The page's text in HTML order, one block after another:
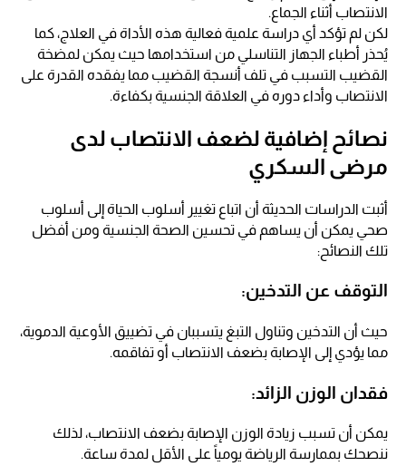
الانتصاب أثناء الجماع.
لكن لم تؤكد أي دراسة علمية فعالية هذه الأداة في العلاج، كما
يُحذر أطباء الجهاز التناسلي من استخدامها حيث يمكن لمضخة
القضيب التسبب في تلف أنسجة القضيب مما يفقده القدرة على
الانتصاب وأداء دوره في العلاقة الجنسية بكفاءة.
نصائح إضافية لضعف الانتصاب لدى
مرضى السكري
أثبت الدراسات الحديثة أن اتباع تغيير أسلوب الحياة إلى أسلوب
صحي يمكن أن يساهم في تحسين الصحة الجنسية ومن أفضل
تلك النصائح:
التوقف عن التدخين:
حيث أن التدخين وتناول التبغ يتسببان في تضييق الأوعية الدموية،
مما يؤدي إلى الإصابة بضعف الانتصاب أو تفاقمه.
فقدان الوزن الزائد:
يمكن أن تسبب زيادة الوزن الإصابة بضعف الانتصاب، لذلك
ننصحك بممارسة الرياضة يومياً على الأقل لمدة ساعة.